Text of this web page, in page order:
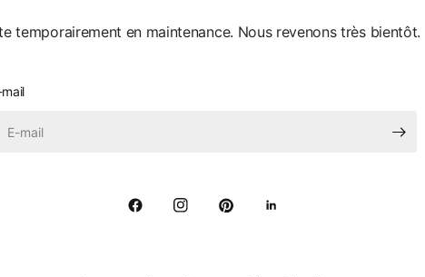
temporairement en maintenance. Nous revenons très bientôt.